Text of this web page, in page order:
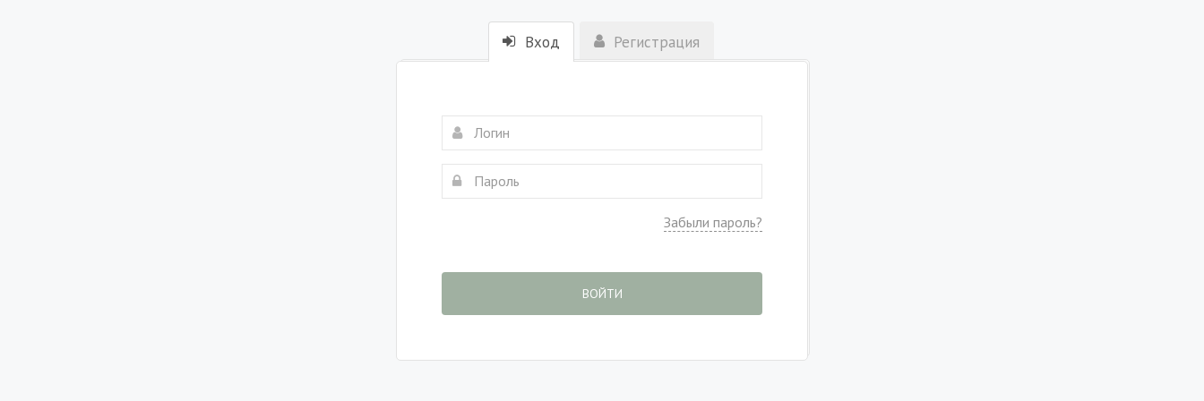
Вход Регистрация
Забыли пароль?
ВОЙТИ